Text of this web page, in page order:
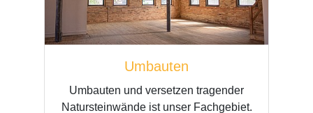
Umbauten
Umbauten und versetzen tragender
Natursteinwände ist unser Fachgebiet.